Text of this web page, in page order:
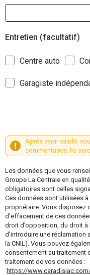
Entretien (facultatif)
Centre auto
Garagiste
Après avoir validé,
commentaires. Ils
Les données que vous
Groupe La Centrale en
obligatoires sont celles
Ces données sont utilisées
propriétaire. Vous disposez
d’effacement de ces
droit d’opposition, du droit
d’introduire une réclamation
la CNIL). Vous pouvez
consentement au traitement
traitement de vos données :
https://